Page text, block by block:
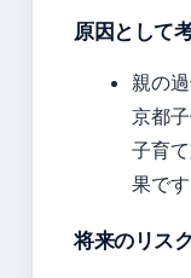
原因として
親の
京都
子育
果です
将来のリスク